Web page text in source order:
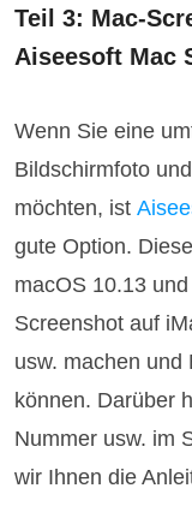
Teil 3: Mac-
Aiseesoft Mac
Wenn Sie eine
Bildschirmfoto
möchten, ist
gute Option.
macOS 10.13
Screenshot auf
usw. machen und
können. Darüber
Nummer usw. im
wir Ihnen die